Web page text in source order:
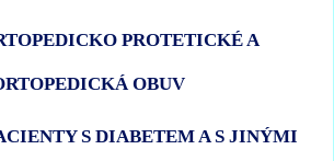
PROTETICKÉ A
OBUV
S DIABETEM A S JINÝMI